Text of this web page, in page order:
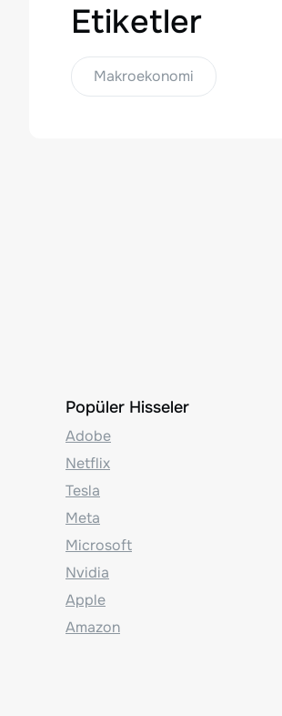
Etiketler
Makroekonomi
Popüler Hisseler
Adobe
Netflix
Tesla
Meta
Microsoft
Nvidia
Apple
Amazon